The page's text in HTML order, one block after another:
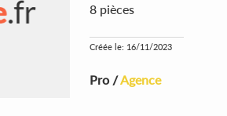
8 pièces
Créée le: 16/11/2023
Pro /Agence